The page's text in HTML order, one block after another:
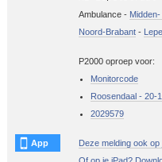
Ambulance -
Noord-Brabant-
P2000 oproep voor:
Monitorcode
Roosendaal - 20-
2029579
App
Deze melding ook op
Of op je iPad?